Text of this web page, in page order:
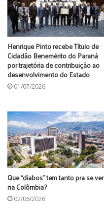
Henrique Pinto recebe Título de
Cidadão Benemérito do Paraná
por trajetória de contribuição ao
desenvolvimento do Estado
01/07/2026
Que “diabos” tem tanto pra se ver
na Colômbia?
02/06/2026